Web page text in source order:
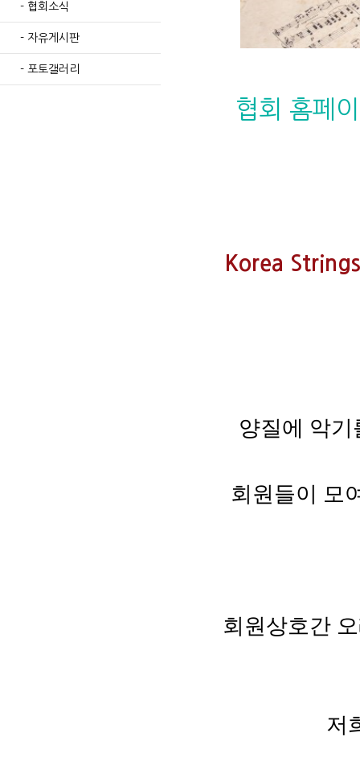
- 협회소식
- 자유게시판
- 포토갤러리
협회 홈페
Korea
양질에 악
회원들이 모
회원상호간
저